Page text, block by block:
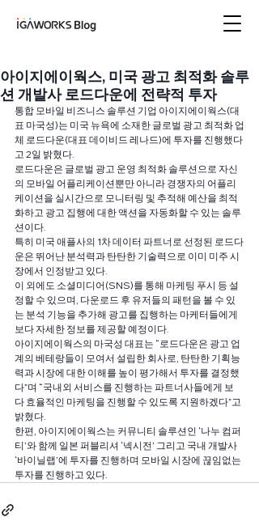
아이지에이웍스, 미국 광고 최적화 솔루
션 개발사 로드다운에 전략적 투자
통합 모바일 비즈니스 솔루션 기업 아이지에이웍스(대
표 마국성)는 미국 뉴욕에 소재한 글로벌 광고 최적화 업
체 로드다운(대표 데이비드 레나드)에 투자를 진행했다
고 2일 밝혔다.
로드다운은 글로벌 광고 운영 최적화 솔루션으로 자신
의 모바일 어플리케이션뿐만 아니라 경쟁자의 어플리
케이션을 실시간으로 모니터링 및 추적해 예산을 최적
화하고 광고 집행에 대한 액션을 자동화할 수 있는 솔루
션이다.
특히 미국 애플사의 1차 데이터 파트너로 선정된 로드다
운은 뛰어난 분석력과 탄탄한 기술력으로 이미 미주 시
장에서 인정받고 있다.
이 외에도 소셜미디어(SNS)를 통해 마케팅 푸시 등 설
정할 수 있으며, 다운로드 후 유저들의 패턴을 볼 수 있
는 분석 기능을 추가해 광고를 집행하는 마케터들에게
보다 자세한 정보를 제공할 예정이다.
아이지에이웍스의 마국성 대표는 “로드다운은 광고 업
계의 베테랑들이 모여서 설립한 회사로, 탄탄한 기획능
력과 시장에 대한 이해를 높이 평가해서 투자를 결정했
다”며 “국내외 서비스를 진행하는 파트너사들에게 보
다 효율적인 마케팅을 진행할 수 있도록 지원하겠다”고
밝혔다.
한편, 아이지에이웍스는 커뮤니티 솔루션인 ‘나누 컴퍼
티’와 함께 일본 퍼블리셔 ‘넥시전’ 그리고 국내 개발사
‘바이닐랩’에 투자를 진행하며 모바일 시장에 끊임없는
투자를 진행하고 있다.